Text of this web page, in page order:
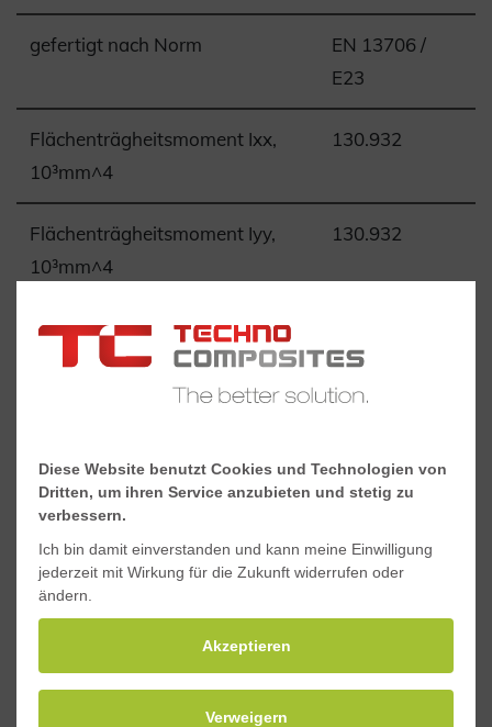
gefertigt nach Norm
EN 13706 /
E23
Flächenträgheitsmoment Ixx,
10³mm^4
130.932
Flächenträgheitsmoment Iyy,
10³mm^4
130.932
Torsionskonstante J, 10³mm^4
Schwerpunkt y, mm 35,4
Downloads
Sicherheitsdatenblatt Standard-GFK-Profile
Diese Website benutzt Cookies und Technologien von
Dritten, um ihren Service anzubieten und stetig zu
verbessern.
Ich bin damit einverstanden und kann meine Einwilligung
jederzeit mit Wirkung für die Zukunft widerrufen oder
ändern.
Akzeptieren
Verweigern